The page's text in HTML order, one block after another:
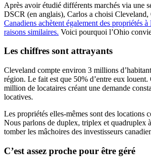
Après avoir étudié différents marchés via une
DSCR (en anglais), Carlos a choisi Cleveland,
Canadiens achètent également des propriétés
raisons similaires. Voici pourquoi l’Ohio
Les chiffres sont attrayants
Cleveland compte environ 3 millions
région. Le fait est que 50% d’entre eux louent.
million de locataires créant une demande
locatives.
Les propriétés elles-mêmes sont des locations
Nous parlons de duplex, triplex et quadruplex
tomber les mâchoires des investisseurs
C’est assez proche pour être géré